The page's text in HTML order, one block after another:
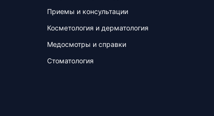
Приемы и консультации
Косметология и дерматология
Медосмотры и справки
Стоматология